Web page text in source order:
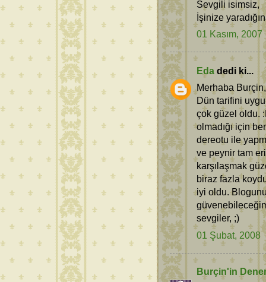
Sevgili isimsiz,
İşinize
01 Kasım, 2007
Eda dedi ki...
Merhaba Burçin,
Dün tarifini
çok güzel oldu.
olmadığı için
dereotu ile
ve peynir tam
karşılaşmak
biraz fazla
iyi oldu.
sevgiler, ;)
01 Şubat, 2008
Burçin'in